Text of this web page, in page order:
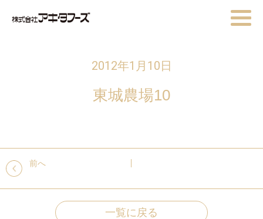
2012年1月10日
東城農場10
前へ
一覧に戻る